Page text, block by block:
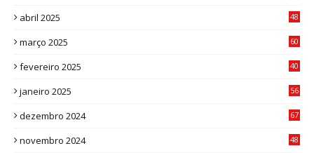
abril 2025
48
março 2025
60
fevereiro 2025
40
janeiro 2025
56
dezembro 2024
67
novembro 2024
48